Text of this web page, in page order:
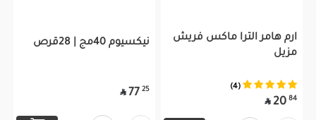
ارم هامر الترا ماكس فريش
مزيل
(4)
84
20

نيكسيوم 40مج | 28قرص
25
77
